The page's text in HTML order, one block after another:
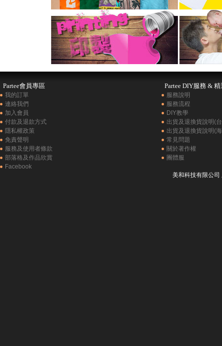
Partee會員專區
我的訂單
連絡我們
加入會員
付款及退款方式
隱私權政策
免責聲明
服務及使用者條款
部落格及作品欣賞
Facebook
Partee DIY服務 & 精
服務說明
服務流程
DIY教學
出貨及退換貨說明(
出貨及退換貨說明(
常見問題
關於著作權
團體服
美和科技有限公